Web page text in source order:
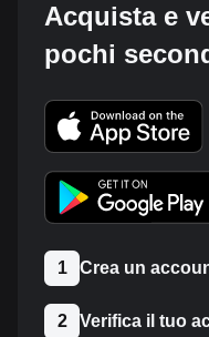
Acquista e
pochi
1 Crea un
2 Verifica il tuo